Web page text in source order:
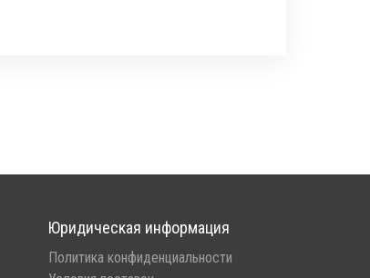
Юридическая информация
Политика конфиденциальности